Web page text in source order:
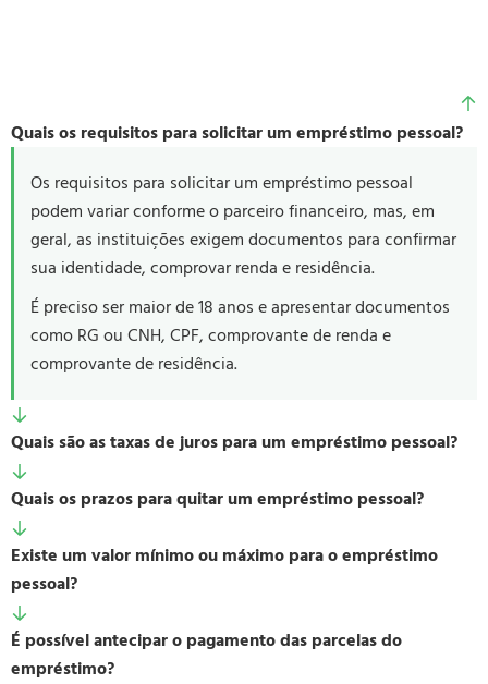
Quais os requisitos para solicitar um empréstimo pessoal?
Os requisitos para solicitar um empréstimo pessoal
podem variar conforme o parceiro financeiro, mas, em
geral, as instituições exigem documentos para confirmar
sua identidade, comprovar renda e residência.
É preciso ser maior de 18 anos e apresentar documentos
como RG ou CNH, CPF, comprovante de renda e
comprovante de residência.
Quais são as taxas de juros para um empréstimo pessoal?
Quais os prazos para quitar um empréstimo pessoal?
Existe um valor mínimo ou máximo para o empréstimo
pessoal?
É possível antecipar o pagamento das parcelas do
empréstimo?